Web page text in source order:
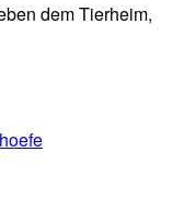
dem Tierheim,